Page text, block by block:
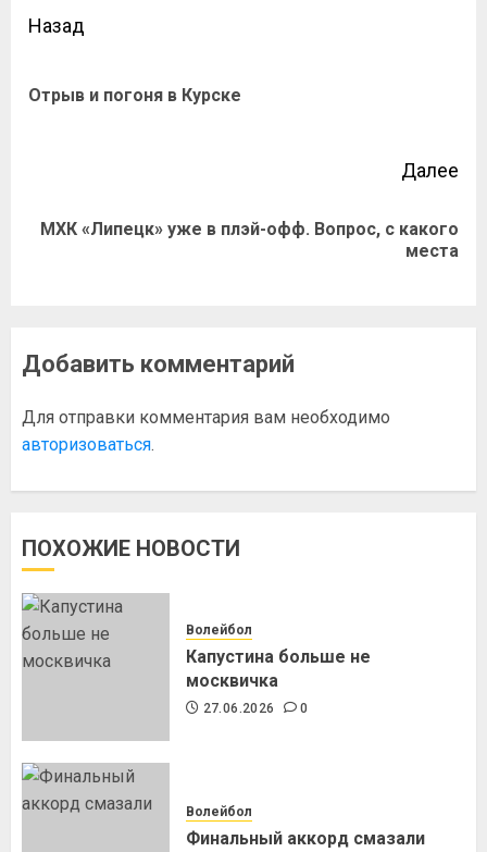
Назад
Отрыв и погоня в Курске
Далее
МХК «Липецк» уже в плэй-офф. Вопрос, с какого
места
Добавить комментарий
Для отправки комментария вам необходимо
авторизоваться.
ПОХОЖИЕ НОВОСТИ
Волейбол
Капустина больше не
москвичка
27.06.2026 0
Волейбол
Финальный аккорд смазали